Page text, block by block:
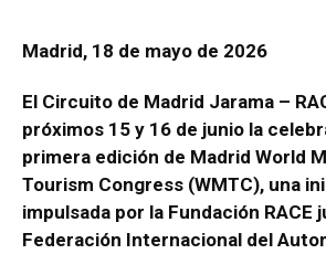
Madrid, 18 de mayo de 2026
El Circuito de Madrid Jarama –
próximos 15 y 16 de junio la
primera edición de Madrid World
Tourism Congress (WMTC), una
impulsada por la Fundación RACE
Federación Internacional del